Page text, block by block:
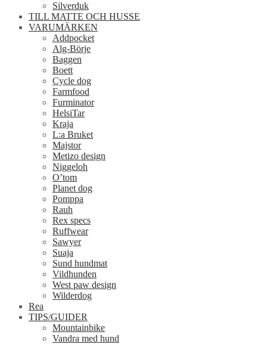
Silverduk
TILL MATTE OCH HUSSE
VARUMÄRKEN
Addpocket
Alg-Börje
Baggen
Boett
Cycle dog
Farmfood
Furminator
HelsiTar
Kraja
L:a Bruket
Majstor
Metizo design
Niggeloh
O’tom
Planet dog
Pomppa
Rauh
Rex specs
Ruffwear
Sawyer
Suaja
Sund hundmat
Vildhunden
West paw design
Wilderdog
Rea
TIPS/GUIDER
Mountainbike
Vandra med hund